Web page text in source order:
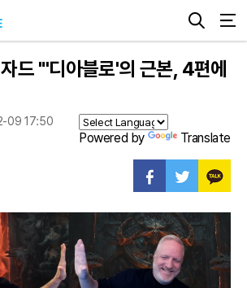
드 "'디아블로'의 근본, 4편에
09 17:50
Powered by Translate